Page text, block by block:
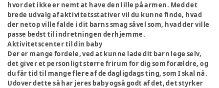
hvor det ikke er nemt at have den lille på armen. Med det
brede udvalg af aktivitetsstativer vil du kunne finde, hvad
der netop ville falde i dit barns smag såvel som, hvad der ville
passe bedst til indretningen derhjemme.
Aktivitetscenter til din baby
Der er mange fordele, ved at kunne lade dit barn lege selv,
det giver et personligt større frirum for dig som forældre, og
du får tid til mange flere af de dagligdags ting, som I skal nå.
Udover dette så har jeres baby også godt af det, det styrker